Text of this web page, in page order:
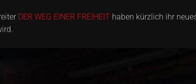
DER WEG EINER FREIHEIT haben kürzlich ihr